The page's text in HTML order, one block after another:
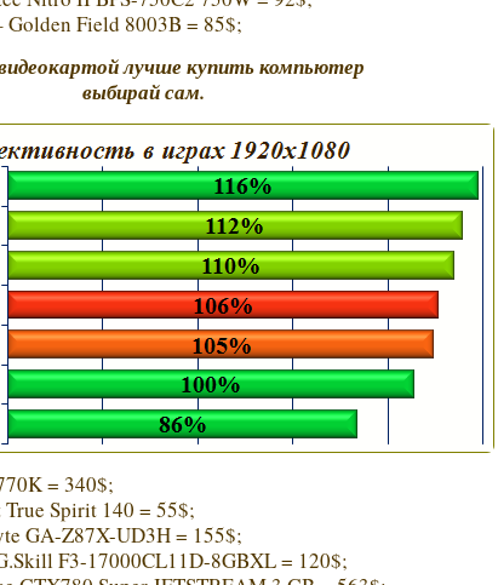
Golden Field 8003B = 85$;
лучше купить компьютер
выбирай сам.
= 340$;
Spirit 140 = 55$;
GA-Z87X-UD3H = 155$;
F3-17000CL11D-8GBXL = 120$;